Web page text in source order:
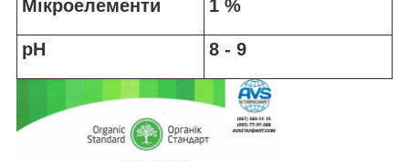
Мікроелементи 1 %
pH 8 - 9